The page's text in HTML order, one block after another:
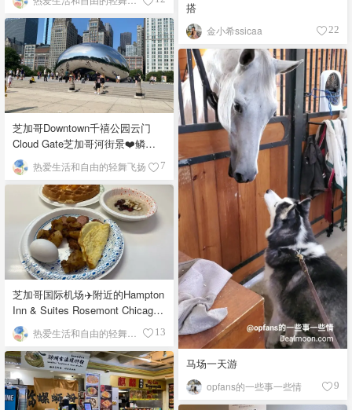
搭
金小希ssicaa 22
芝加哥Downtown千禧公园云门
Cloud Gate芝加哥河街景❤️鳞次
栉比的高楼
热爱生活和自由的轻舞飞扬 7
马场一天游
opfans的一些事一些情 9
芝加哥国际机场✈️附近的Hampton
Inn & Suites Rosemont Chicago
O'Hare自助早餐
13